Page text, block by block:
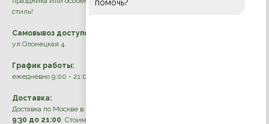
стиль!
Самовывоз доступен по адресу:
ул.Олонецкая 4.
График работы:
ежедневно 9:00 - 21:00
Доставка:
Доставка по Москве в пределах МКАД осуществляется ежедневно
9:30 до 21:00. Стоимость рассчитывается индивидуально.
помочь?